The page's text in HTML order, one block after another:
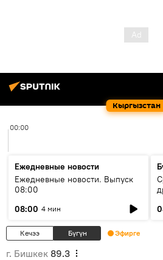
Кыргызстан
00:00
Ежедневные новости
Ежедневные новости. Выпуск
08:00
08:00 4 мин
Кечээ Бүгүн Эфирге
г. Бишкек 89.3